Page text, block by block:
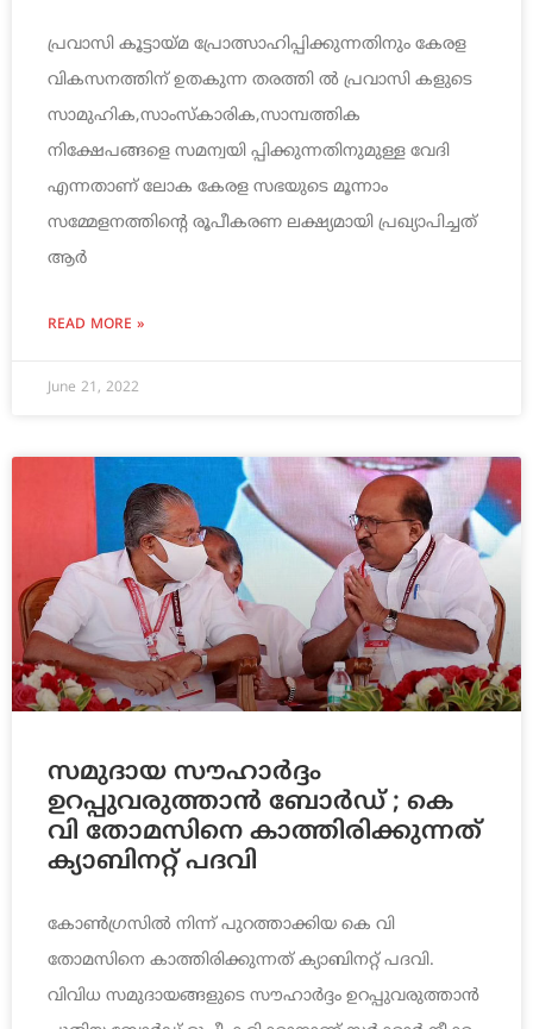
പ്രവാസി കൂട്ടായ്മ പ്രോത്സാഹിപ്പിക്കുന്നതിനും കേരള
വികസനത്തിന് ഉതകുന്ന തരത്തി ല്‍ പ്രവാസി കളുടെ
സാമുഹിക,സാംസ്‌കാരിക,സാമ്പത്തിക
നിക്ഷേപങ്ങളെ സമന്വയി പ്പിക്കുന്നതിനുമുള്ള വേദി
എന്നതാണ് ലോക കേരള സഭയുടെ മൂന്നാം
സമ്മേളനത്തിന്റെ രൂപീകരണ ലക്ഷ്യമായി പ്രഖ്യാപിച്ചത്
ആര്‍
READ MORE »
June 21, 2022
സമുദായ സൗഹാര്‍ദ്ദം
ഉറപ്പുവരുത്താന്‍ ബോര്‍ഡ് ; കെ
വി തോമസിനെ കാത്തിരിക്കുന്നത്
ക്യാബിനറ്റ് പദവി
കോണ്‍ഗ്രസില്‍ നിന്ന് പുറത്താക്കിയ കെ വി
തോമസിനെ കാത്തിരിക്കുന്നത് ക്യാബിനറ്റ് പദവി.
വിവിധ സമുദായങ്ങളുടെ സൗഹാര്‍ദ്ദം ഉറപ്പുവരുത്താന്‍